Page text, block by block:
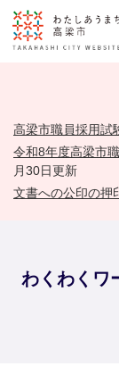
高梁市職員採用試
令和8年度高梁市
月30日更新
文書への公印の押
わくわくワ